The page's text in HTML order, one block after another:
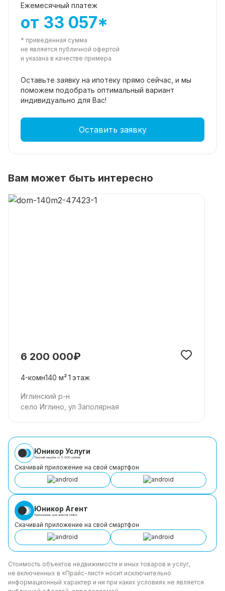
Ежемесячный платеж
от 33 057*
* приведенная сумма
не является публичной офертой
и указана в качестве примера
Оставьте заявку на ипотеку прямо сейчас, и мы
поможем подобрать оптимальный вариант
индивидуально для Вас!
Оставить заявку
Вам может быть интересно
6 200 000₽
4-комн140 м²1 этаж
Иглинский р-н
село Иглино, ул Заполярная
Юникор Услуги
Получай кешбэк от 5 000 рублей
Скачивай приложение на свой смартфон
Юникор Агент
Приложение для агентов Unikor
Скачивай приложение на свой смартфон
Стоимость объектов недвижимости и иных товаров и услуг,
не включенных в «Прайс-лист» носит исключительно
информационный характер и ни при каких условиях не является